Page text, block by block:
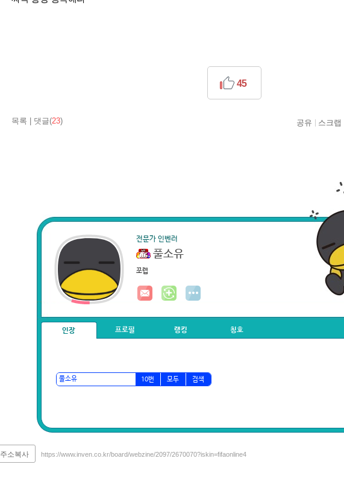
목록 댓글(23)
45
공유 스크랩
전문가 인벤러
풀소유
쪼렙
인장 프로필 랭킹 칭호
10번 모두 검색
주소복사 https://www.inven.co.kr/board/webzine/2097/2670070?iskin=fifaonline4